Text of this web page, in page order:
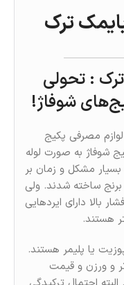
ترک
: تحولی
شوفاژ!
مصرفی پکیج
شوفاژ به صورت لوله
مشکل و زمان بر
ساخته شدند. ولی
بالا دارای ایردهایی
هستند.
یا پلیمر هستند.
و ورزن و قیمت